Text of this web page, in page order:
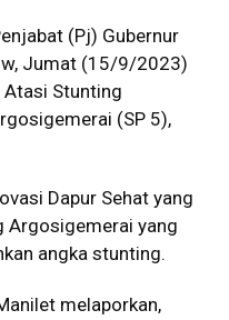
(Pj) Gubernur
Jumat (15/9/2023)
Atasi Stunting
(SP 5),
Dapur Sehat yang
Argosigemerai yang
angka stunting.
melaporkan,